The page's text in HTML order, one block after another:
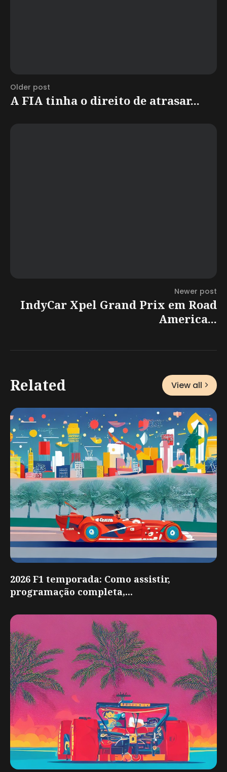
Older post
A FIA tinha o direito de atrasar...
Newer post
IndyCar Xpel Grand Prix em Road
America...
Related View all
2026 F1 temporada: Como assistir,
programação completa,...